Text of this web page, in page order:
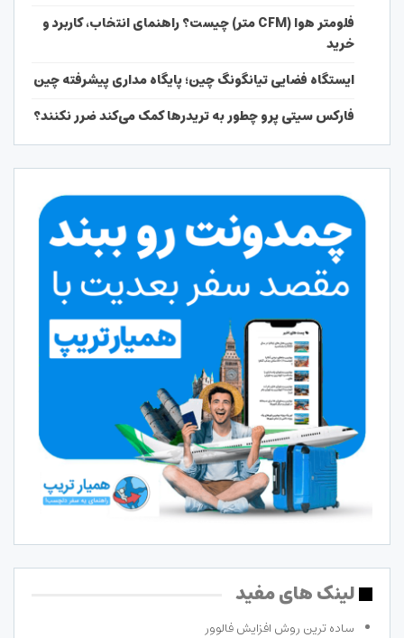
فلومتر هوا (CFM متر) چیست؟ راهنمای انتخاب، کاربرد و
خرید
ایستگاه فضایی تیانگونگ چین؛ پایگاه مداری پیشرفته چین
فارکس سیتی پرو چطور به تریدرها کمک می‌کند ضرر نکنند؟
لینک های مفید
ساده ترین روش افزایش فالوور